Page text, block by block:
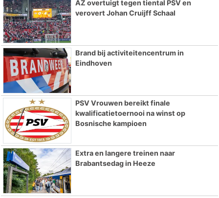
AZ overtuigt tegen tiental PSV en
verovert Johan Cruijff Schaal
Brand bij activiteitencentrum in
Eindhoven
PSV Vrouwen bereikt finale
kwalificatietoernooi na winst op
Bosnische kampioen
Extra en langere treinen naar
Brabantsedag in Heeze